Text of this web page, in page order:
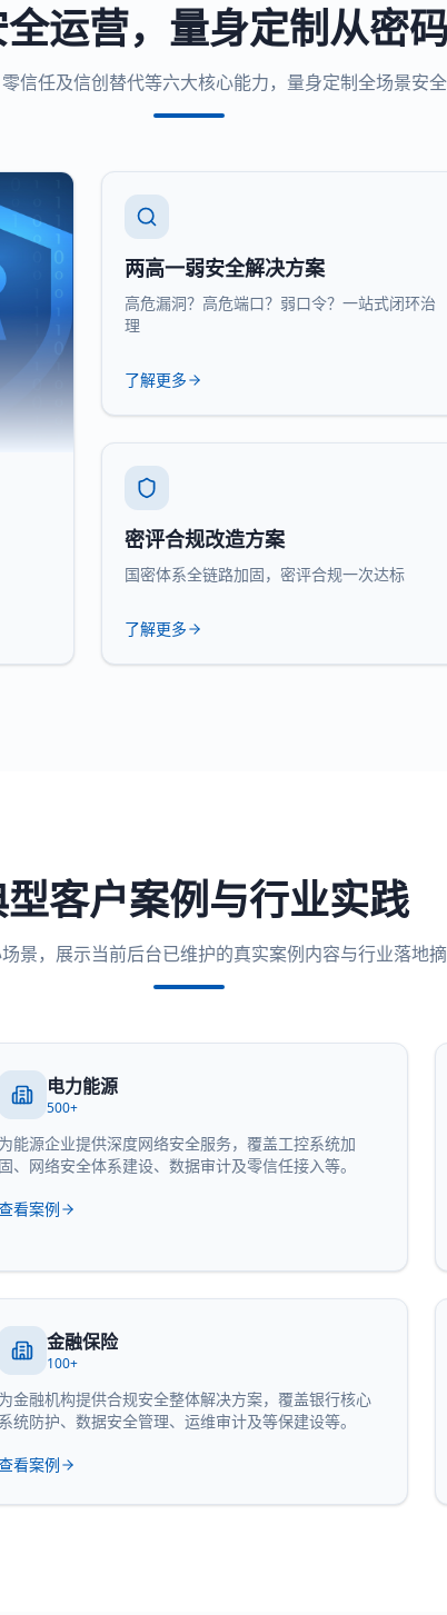
运营，量身定制从密
信任及信创替代等六大核心能力，量身定制全场景安
两高一弱安全解决方案
高危漏洞？高危端口？弱口令？一站式闭环治
理
了解更多
密评合规改造方案
国密体系全链路加固，密评合规一次达标
了解更多
客户案例与行业实践
景，展示当前后台已维护的真实案例内容与行业落地摘
电力能源
500+
为能源企业提供深度网络安全服务，覆盖工控系统加
固、网络安全体系建设、数据审计及零信任接入等。
看案例
金融保险
100+
为金融机构提供合规安全整体解决方案，覆盖银行核心
系统防护、数据安全管理、运维审计及等保建设等。
看案例